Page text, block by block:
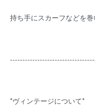
持ち手にスカーフなどを巻
*ヴィンテージについて*